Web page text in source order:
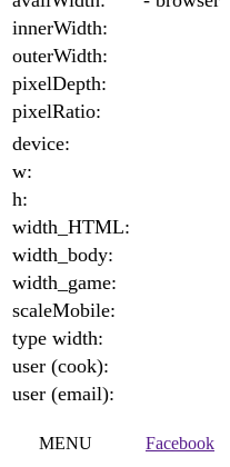
innerWidth:
outerWidth:
pixelDepth:
pixelRatio:
device:
w:
h:
width_HTML:
width_body:
width_game:
scaleMobile:
type width:
user (cook):
user (email):
MENU Facebook